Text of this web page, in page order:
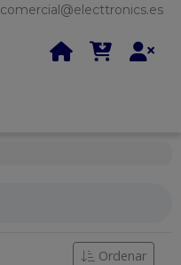
comercial@electtronics.es
Ordenar